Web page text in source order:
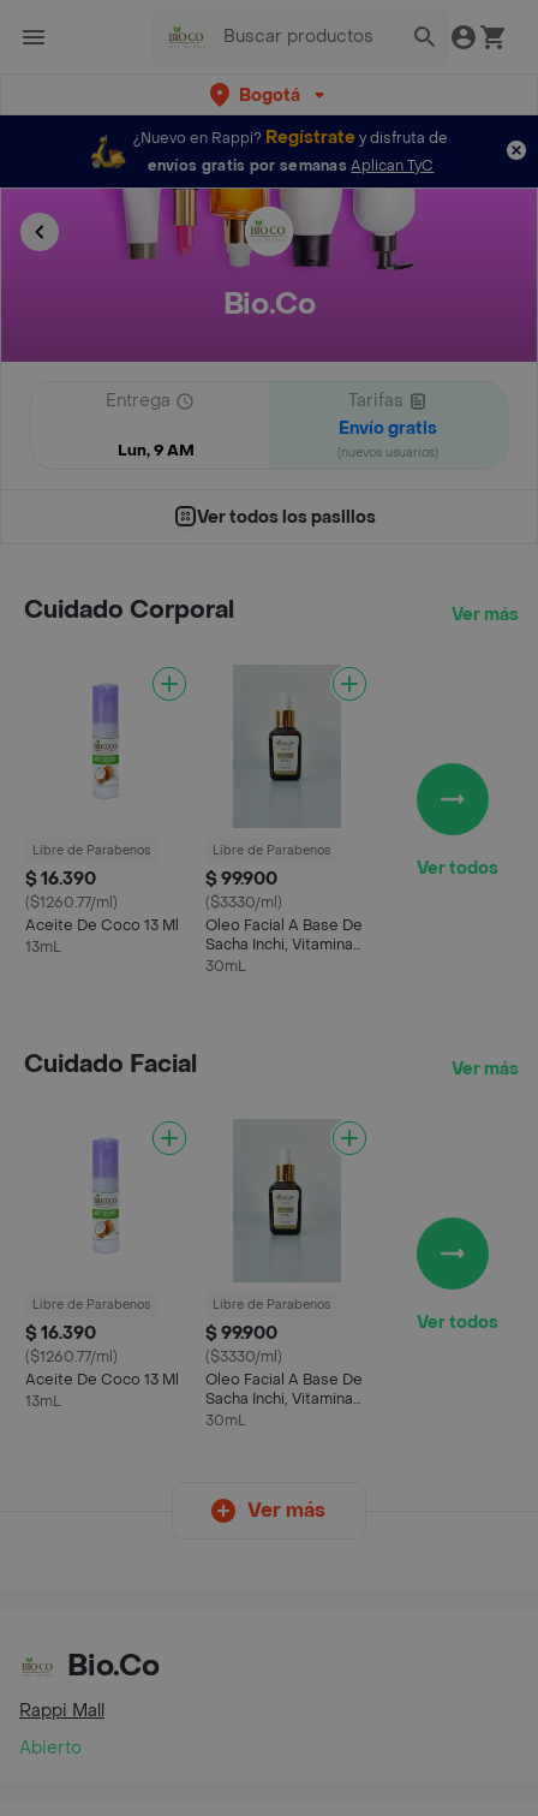
Bogotá
¿Nuevo en Rappi? Regístratey disfruta de
envíos gratis por semanas Aplican TyC
Bio.Co
Entrega
Lun, 9 AM
Tarifas
Envío gratis
(nuevos usuarios)
Ver todos los pasillos
Cuidado Corporal Ver más
Libre de Parabenos
$ 16.390
($1260.77/ml)
Aceite De Coco 13 Ml
13mL
Libre de Parabenos
$ 99.900
($3330/ml)
Oleo Facial A Base De
Sacha Inchi, Vitaminas
A, E Y Antioxidantes
30mL
Ver todos
Cuidado Facial Ver más
Libre de Parabenos
$ 16.390
($1260.77/ml)
Aceite De Coco 13 Ml
13mL
Libre de Parabenos
$ 99.900
($3330/ml)
Oleo Facial A Base De
Sacha Inchi, Vitaminas
A, E Y Antioxidantes
30mL
Ver todos
Ver más
Bio.Co
Rappi Mall
Abierto